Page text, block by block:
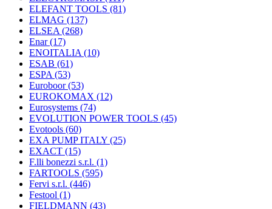
ELEFANT TOOLS (81)
ELMAG (137)
ELSEA (268)
Enar(17)
ENOITALIA (10)
ESAB (61)
ESPA (53)
Euroboor(53)
EUROKOMAX (12)
Eurosystems (74)
EVOLUTION POWER TOOLS (45)
Evotools (60)
EXA PUMP ITALY (25)
EXACT (15)
F.lli bonezzi s.r.l. (1)
FARTOOLS (595)
Fervi s.r.l. (446)
Festool (1)
FIELDMANN (43)